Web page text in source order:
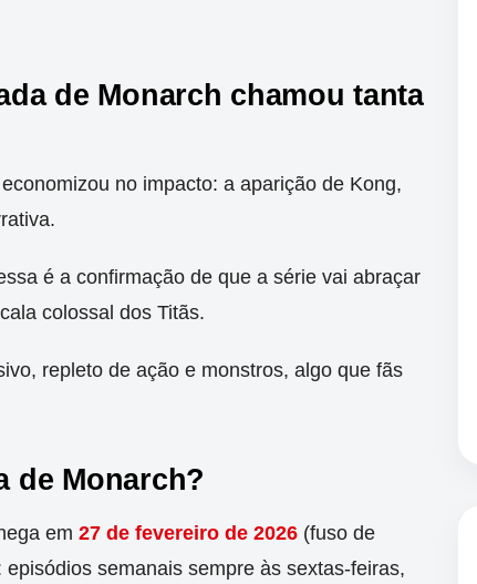
de Monarch chamou tanta
no impacto: a aparição de Kong,
é a confirmação de que a série vai abraçar
colossal dos Titãs.
repleto de ação e monstros, algo que fãs
de Monarch?
em 27 de fevereiro de 2026 (fuso de
semanais sempre às sextas-feiras,